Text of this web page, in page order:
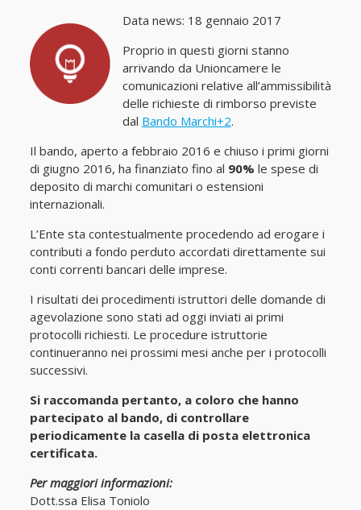
Data news: 18 gennaio 2017
Proprio in questi giorni stanno
arrivando da Unioncamere le
comunicazioni relative all’ammissibilità
delle richieste di rimborso previste
dal Bando Marchi+2.
Il bando, aperto a febbraio 2016 e chiuso i primi giorni
di giugno 2016, ha finanziato fino al 90% le spese di
deposito di marchi comunitari o estensioni
internazionali.
L’Ente sta contestualmente procedendo ad erogare i
contributi a fondo perduto accordati direttamente sui
conti correnti bancari delle imprese.
I risultati dei procedimenti istruttori delle domande di
agevolazione sono stati ad oggi inviati ai primi
protocolli richiesti. Le procedure istruttorie
continueranno nei prossimi mesi anche per i protocolli
successivi.
Si raccomanda pertanto, a coloro che hanno
partecipato al bando, di controllare
periodicamente la casella di posta elettronica
certificata.
Per maggiori informazioni:
Dott.ssa Elisa Toniolo